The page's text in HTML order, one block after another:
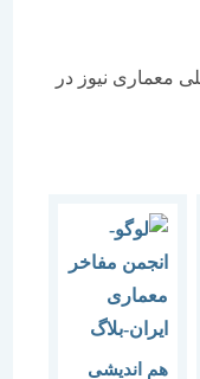
نیوز در
اندیشی